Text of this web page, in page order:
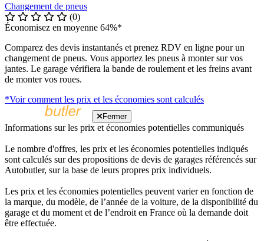
Changement de pneus
(0)
Économisez en moyenne 64%*
Comparez des devis instantanés et prenez RDV en ligne pour un
changement de pneus. Vous apportez les pneus à monter sur vos
jantes. Le garage vérifiera la bande de roulement et les freins avant
de monter vos roues.
*Voir comment les prix et les économies sont calculés
Fermer
Informations sur les prix et économies potentielles communiqués
Le nombre d'offres, les prix et les économies potentielles indiqués
sont calculés sur des propositions de devis de garages référencés sur
Autobutler, sur la base de leurs propres prix individuels.
Les prix et les économies potentielles peuvent varier en fonction de
la marque, du modèle, de l’année de la voiture, de la disponibilité du
garage et du moment et de l’endroit en France où la demande doit
être effectuée.